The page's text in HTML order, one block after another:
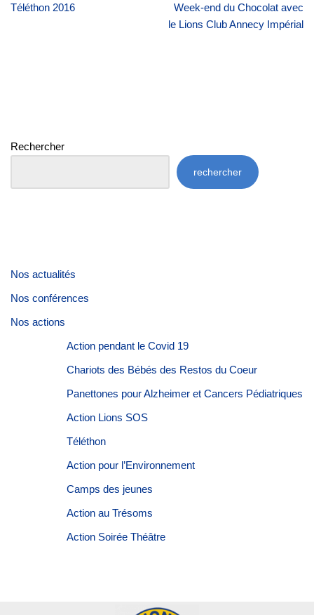
Téléthon 2016
Week-end du Chocolat avec
le Lions Club Annecy Impérial
Rechercher
rechercher
Nos actualités
Nos conférences
Nos actions
Action pendant le Covid 19
Chariots des Bébés des Restos du Coeur
Panettones pour Alzheimer et Cancers Pédiatriques
Action Lions SOS
Téléthon
Action pour l’Environnement
Camps des jeunes
Action au Trésoms
Action Soirée Théâtre